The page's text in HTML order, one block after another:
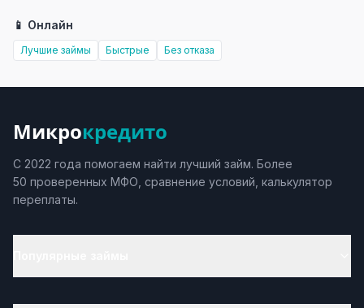
📱 Онлайн
Лучшие займы Быстрые Без отказа
Микрокредито
С 2022 года помогаем найти лучший займ. Более
50 проверенных МФО, сравнение условий, калькулятор
переплаты.